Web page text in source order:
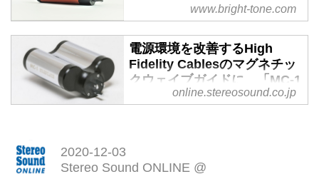
のオーディオをさらに一段高みに
オ機器を提供する」ことを目的と
して各種音響機器（オーディオ、
楽器、AV）の開発・販売を行な
っています。
www.bright-tone.com
電源環境を改善するHigh
Fidelity Cablesのマグネチッ
クウェイブガイドに、「MC-1
Pro」が加わる。新しく取得
ブライトーンから、High Fidelity
online.stereosound.co.jp
2020-12-03
Stereo Sound ONLINE @